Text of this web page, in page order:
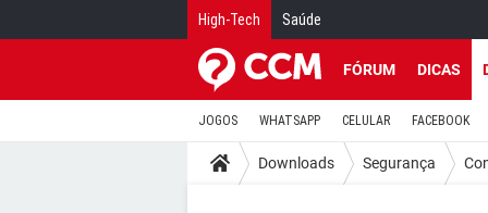
High-Tech Saúde
FÓRUM DICAS
JOGOS WHATSAPP CELULAR FACEBOOK
Downloads Segurança